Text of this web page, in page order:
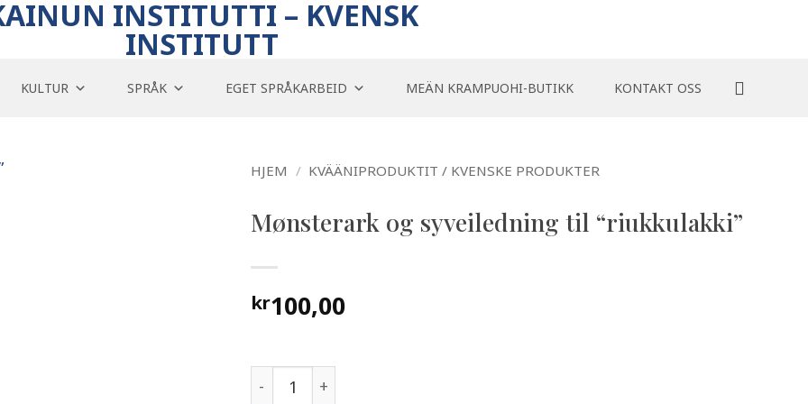
INSTITUTTI – KVENSK
INSTITUTT
KULTUR SPRÅK EGET SPRÅKARBEID MEÄN KRAMPUOHI-BUTIKK KONTAKT OSS
HJEM / KVÄÄNIPRODUKTIT / KVENSKE PRODUKTER
Mønsterark og syveiledning til “riukkulakki”
kr100,00
Mønsterark og syveiledning til “riukkulakki” antall